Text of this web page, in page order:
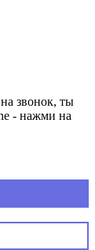
звонок, ты
- нажми на